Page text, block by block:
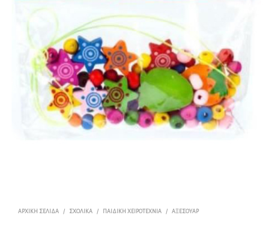
ΑΡΧΙΚΉ ΣΕΛΊΔΑ / ΣΧΟΛΙΚΆ / ΠΑΙΔΙΚΉ ΧΕΙΡΟΤΕΧΝΊΑ / ΑΞΕΣΟΥΆΡ